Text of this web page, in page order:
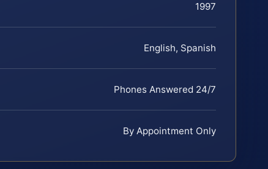
1997
English, Spanish
Phones Answered 24/7
By Appointment Only